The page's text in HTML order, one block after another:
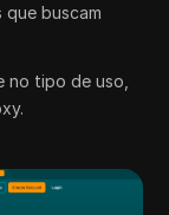
que buscam
no tipo de uso,